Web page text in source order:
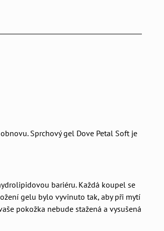
Sprchový gel Dove Petal Soft je
bariéru. Každá koupel se
gelu bylo vyvinuto tak, aby při mytí
pokožka nebude stažená a vysušená